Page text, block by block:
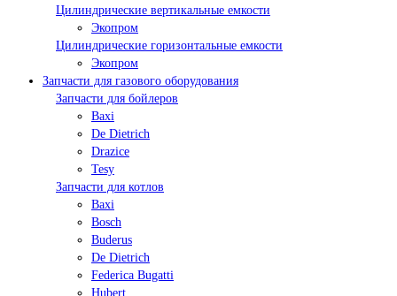
Цилиндрические вертикальные емкости
Экопром
Цилиндрические горизонтальные емкости
Экопром
Запчасти для газового оборудования
Запчасти для бойлеров
Baxi
De Dietrich
Drazice
Tesy
Запчасти для котлов
Baxi
Bosch
Buderus
De Dietrich
Federica Bugatti
Hubert